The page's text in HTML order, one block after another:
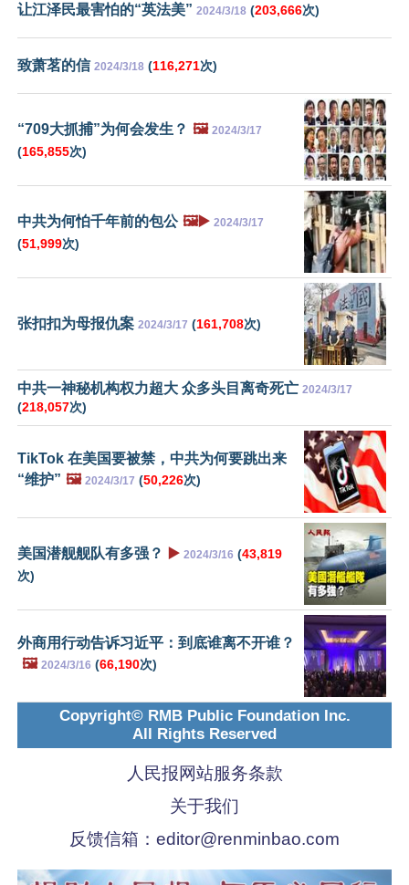
让江泽民最害怕的“英法美” 2024/3/18 (203,666次)
致萧茗的信 2024/3/18 (116,271次)
“709大抓捕”为何会发生？ 🖼️ 2024/3/17
(165,855次)
中共为何怕千年前的包公 🖼️▶️ 2024/3/17
(51,999次)
张扣扣为母报仇案 2024/3/17 (161,708次)
中共一神秘机构权力超大 众多头目离奇死亡 2024/3/17
(218,057次)
TikTok 在美国要被禁，中共为何要跳出来
“维护” 🖼️ 2024/3/17 (50,226次)
美国潜舰舰队有多强？ ▶️ 2024/3/16 (43,819
次)
外商用行动告诉习近平：到底谁离不开谁？
🖼️ 2024/3/16 (66,190次)
Copyright© RMB Public Foundation Inc.
All Rights Reserved
人民报网站服务条款
关于我们
反馈信箱： editor@renminbao.com